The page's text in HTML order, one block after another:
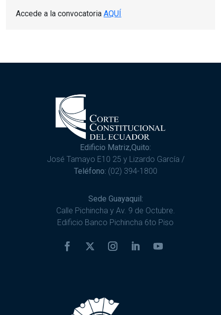
Accede a la convocatoria AQUÍ
Edificio Matriz,Quito:
José Tamayo E10 25 y Lizardo García /
Teléfono: (02) 394-1800
Sede Guayaquil:
Calle Pichincha y Av. 9 de Octubre.
Edificio Banco Pichincha 6to Piso